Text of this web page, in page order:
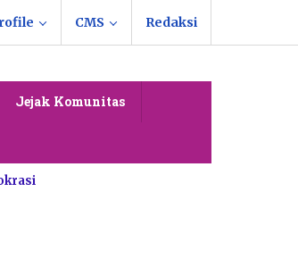
CMS Redaksi
Jejak Komunitas